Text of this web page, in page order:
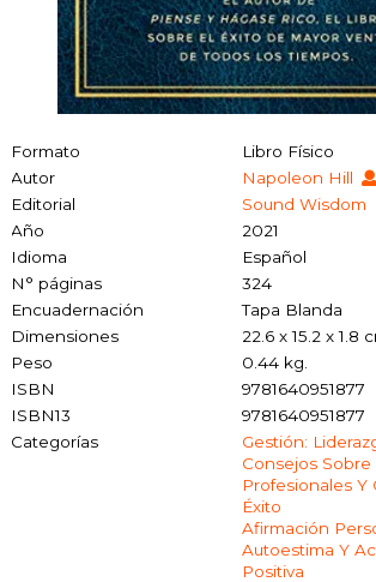
Formato
Libro Físico
Autor
Napoleon Hill
Editorial
Sound Wisdom
Año
2021
Idioma
Español
N° páginas
324
Encuadernación
Tapa Blanda
Dimensiones
22.6 x 15.2 x 1.8
Peso
0.44 kg.
ISBN
9781640951877
ISBN13
9781640951877
Categorías
Gestión:
Consejos Sobre
Profesionales Y
Éxito
Afirmación
Autoestima Y
Positiva